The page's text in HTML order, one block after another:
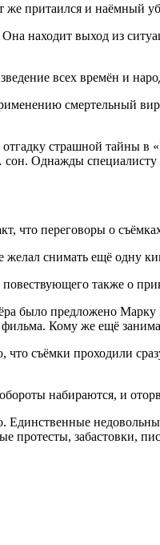
же притаился и
находит выход из
всех времён и
смертельный
страшной тайны в
Однажды
что переговоры о
снимать ещё одну
также о
было предложено
Кому же ещё
съёмки проходили
набираются, и
забастовки,